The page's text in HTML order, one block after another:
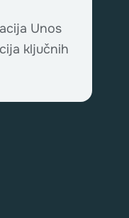
Unos
ključnih